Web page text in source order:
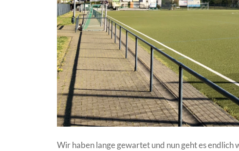
Wir haben lange gewartet und nun geht es